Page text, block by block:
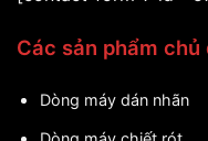
Các sản phẩm chủ
Dòng máy dán nhãn